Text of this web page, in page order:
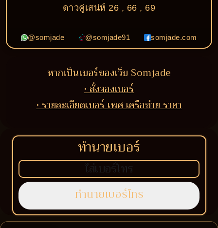
ดาวคู่เสน่ห์ 26 , 66 , 69
@somjade @somjade91 somjade.com
หากเป็นเบอร์ของเว็บ Somjade
• สั่งจองเบอร์
• รายละเอียดเบอร์ เพศ เครือข่าย ราคา
ทำนายเบอร์